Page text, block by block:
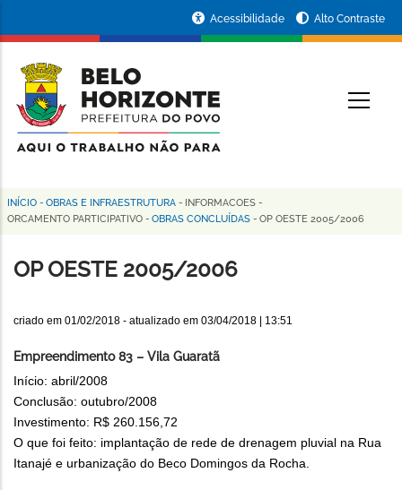
conteúdo
principal
da
Prefeitura
de
Horizonte
Acessibilidade Alto Contraste
Trilha
navegação
INÍCIO - OBRAS E INFRAESTRUTURA - INFORMACOES -
ORCAMENTO PARTICIPATIVO - OBRAS CONCLUÍDAS - OP OESTE 2005/2006
OP OESTE 2005/2006
criado em 01/02/2018 - atualizado em 03/04/2018 | 13:51
Empreendimento 83 – Vila Guaratã
Início: abril/2008
Conclusão: outubro/2008
Investimento: R$ 260.156,72
O que foi feito: implantação de rede de drenagem pluvial na Rua
Itanajé e urbanização do Beco Domingos da Rocha.